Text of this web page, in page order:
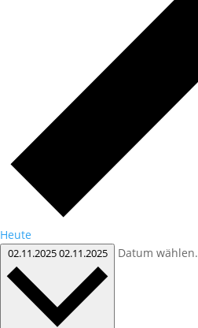
Heute
02.11.202502.11.2025 Datum wählen.